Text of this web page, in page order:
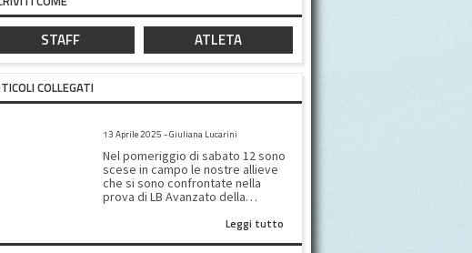
STAFF ATLETA
COLLEGATI
13 Aprile 2025 - Giuliana Lucarini
Nel pomeriggio di sabato 12 sono
scese in campo le nostre allieve
che si sono confrontate nella
prova di LB Avanzato della
abbiamo ottenuto un posto sul
Leggi tutto